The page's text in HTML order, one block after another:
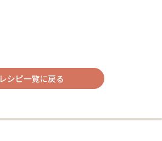
レシピ一覧に戻る